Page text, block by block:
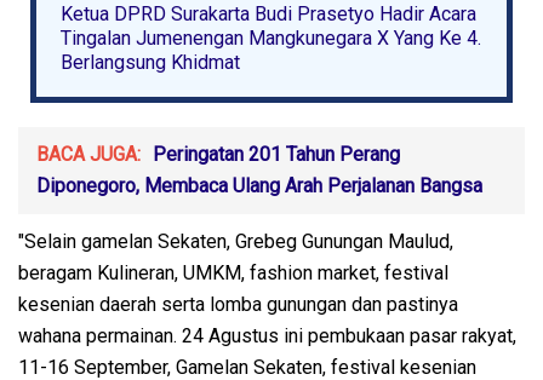
Ketua DPRD Surakarta Budi Prasetyo Hadir Acara
Tingalan Jumenengan Mangkunegara X Yang Ke 4.
Berlangsung Khidmat
BACA JUGA: Peringatan 201 Tahun Perang
Diponegoro, Membaca Ulang Arah Perjalanan Bangsa
"Selain gamelan Sekaten, Grebeg Gunungan Maulud,
beragam Kulineran, UMKM, fashion market, festival
kesenian daerah serta lomba gunungan dan pastinya
wahana permainan. 24 Agustus ini pembukaan pasar rakyat,
11-16 September, Gamelan Sekaten, festival kesenian